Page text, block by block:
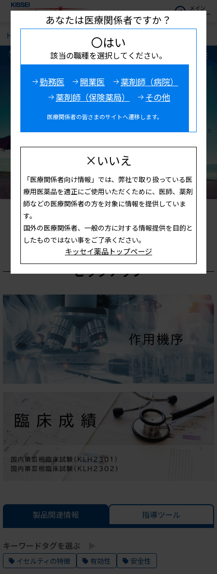
メイン
メニュー
トップ Women's Health
イセルティ
ピックアップ
製品関連情報 指導ツール
キーワードタグを選ぶ
イセルティの特徴 有効性 安全性
あなたは医療関係者ですか？
〇はい
該当の職種を選択してください。
勤務医 開業医
薬剤師（病院）
薬剤師（保険薬局）
その他
医療関係者の皆さまのサイトへ遷移します。
×いいえ
「医療関係者向け情報」では、弊社で取り扱っている医
療用医薬品を適正にご使用いただくために、医師、薬剤
師などの医療関係者の方を対象に情報を提供していま
す。
国外の医療関係者、一般の方に対する情報提供を目的と
したものではない事をご了承ください。
キッセイ薬品トップページ